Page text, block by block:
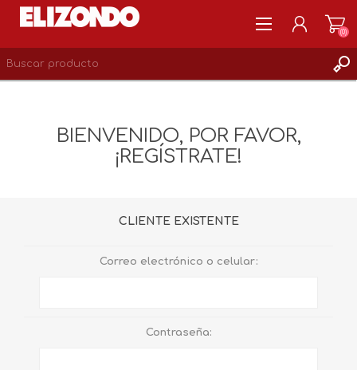
LISTA DE DESEOS 0
(0)
BIENVENIDO, POR FAVOR,
¡REGÍSTRATE!
CLIENTE EXISTENTE
Correo electrónico o celular:
Contraseña: